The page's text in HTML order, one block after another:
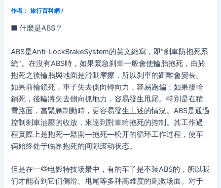
作者： 旅行百科網 /
■ 什麼是ABS？
ABS是Anti-LockBrakeSystem的英文縮寫，即“刹車防抱死系
統”。在沒有ABS時，如果緊急刹車一般會使輪胎抱死，由於
抱死之後輪胎與地面是滑動摩擦，所以刹車的距離會變長。
如果前輪鎖死，車子失去側向轉向力，容易跑偏；如果後輪
鎖死，後輪將失去側向抓地力，容易發生甩尾。特別是在積
雪路面，當緊急制動時，更容易發生上述的情況。ABS是通過
控制刹車油壓的收放，來達到對車輪抱死的控制。其工作過
程實際上是抱死—鬆開—抱死—松开的循环工作过程，使车
辆始终处于临界抱死的间隙滚动状态。
但是在一些电影特技场景中，有的车子是不装ABS的，所以我
们才能看到它们侧滑、甩尾等多种高难度的刺激场面。对于